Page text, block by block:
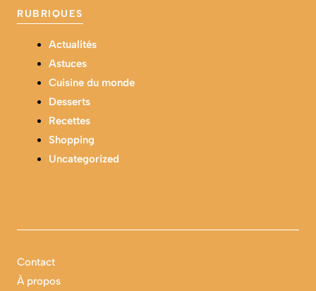
RUBRIQUES
Actualités
Astuces
Cuisine du monde
Desserts
Recettes
Shopping
Uncategorized
Contact
À propos